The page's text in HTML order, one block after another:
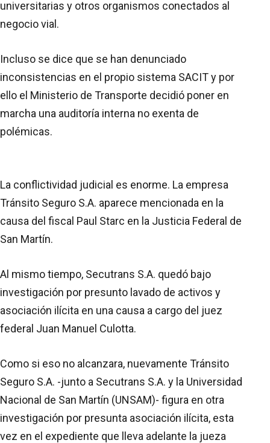
universitarias y otros organismos conectados al
negocio vial.
Incluso se dice que se han denunciado
inconsistencias en el propio sistema SACIT y por
ello el Ministerio de Transporte decidió poner en
marcha una auditoría interna no exenta de
polémicas.
La conflictividad judicial es enorme. La empresa
Tránsito Seguro S.A. aparece mencionada en la
causa del fiscal Paul Starc en la Justicia Federal de
San Martín.
Al mismo tiempo, Secutrans S.A. quedó bajo
investigación por presunto lavado de activos y
asociación ilícita en una causa a cargo del juez
federal Juan Manuel Culotta.
Como si eso no alcanzara, nuevamente Tránsito
Seguro S.A. -junto a Secutrans S.A. y la Universidad
Nacional de San Martín (UNSAM)- figura en otra
investigación por presunta asociación ilícita, esta
vez en el expediente que lleva adelante la jueza